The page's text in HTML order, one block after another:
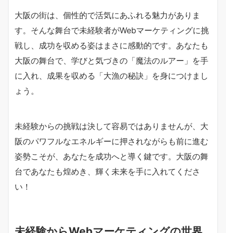
大阪の街は、個性的で活気にあふれる魅力がありま
す。そんな舞台で未経験者がWebマーケティングに挑
戦し、成功を収める姿はまさに感動的です。あなたも
大阪の舞台で、学びと気づきの「魔法のルアー」を手
に入れ、成果を収める「大漁の秘訣」を身につけまし
ょう。
未経験からの挑戦は決して容易ではありませんが、大
阪のパワフルなエネルギーに押されながらも前に進む
姿勢こそが、あなたを成功へと導く鍵です。大阪の舞
台であなたも煌めき、輝く未来を手に入れてくださ
い！